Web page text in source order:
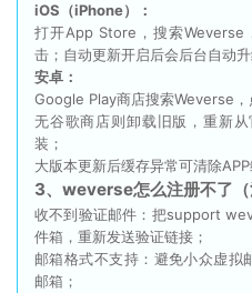
iOS（iPhone）：
打开App Store，搜索Weverse
击；自动更新开启后会后台自动升
安卓：
Google Play商店搜索Weverse，
无谷歌商店则卸载旧版，重新
装；
大版本更新后缓存异常可清除APP
3、weverse怎么注册不了（
收不到验证邮件：把support
件箱，重新发送验证链接；
邮箱格式不支持：避免小众虚拟
邮箱；